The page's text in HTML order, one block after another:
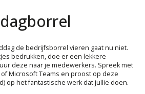
de bedrijfsborrel vieren gaat nu niet.
bedrukken, doe er een lekkere
deze naar je medewerkers. Spreek met
of Microsoft Teams en proost op deze
op het fantastische werk dat jullie doen.